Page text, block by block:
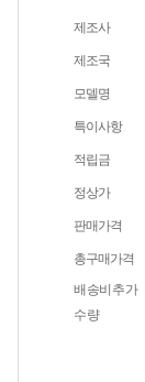
제조사
제조국
모델명
특이사항
적립금
정상가
판매가격
총구매가격
배송비추가
수량